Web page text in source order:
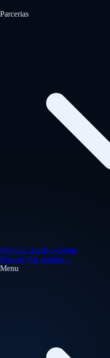
Parcerias
MétodoCasesBlogSobre
BuscarFalar comigo→
Menu